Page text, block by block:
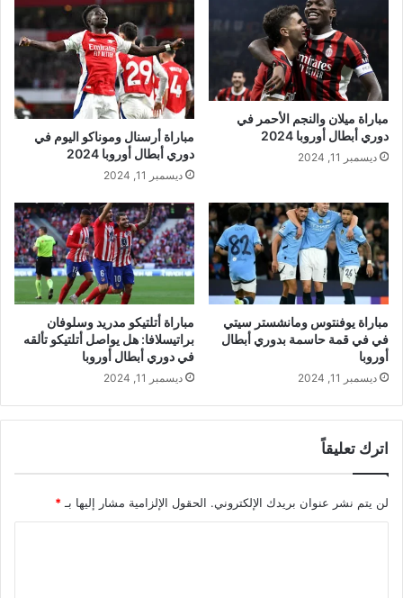
مباراة ميلان والنجم الأحمر في
دوري أبطال أوروبا 2024
ديسمبر 11, 2024
مباراة أرسنال وموناكو اليوم في
دوري أبطال أوروبا 2024
ديسمبر 11, 2024
مباراة يوفنتوس ومانشستر سيتي
في في قمة حاسمة بدوري أبطال
أوروبا
ديسمبر 11, 2024
مباراة أتلتيكو مدريد وسلوفان
براتيسلافا: هل يواصل أتلتيكو تألقه
في دوري أبطال أوروبا
ديسمبر 11, 2024
اترك تعليقاً
لن يتم نشر عنوان بريدك الإلكتروني. الحقول الإلزامية مشار إليها بـ *